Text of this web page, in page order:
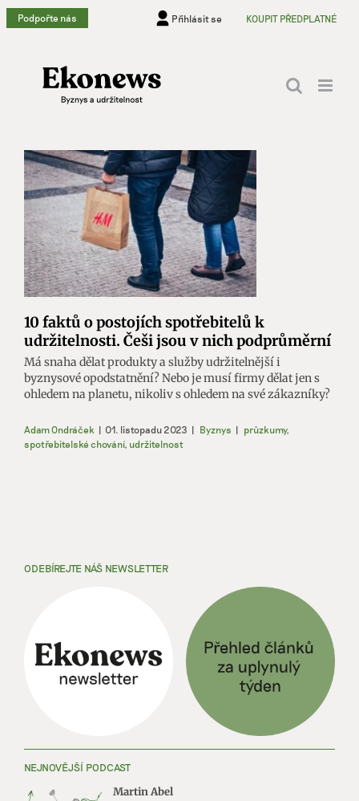
Přeskočit
na
Podpořte nás Přihlásit se KOUPIT PŘEDPLATNÉ
10 faktů o postojích spotřebitelů k
udržitelnosti. Češi jsou v nich podprůměrní
Má snaha dělat produkty a služby udržitelnější i
byznysové opodstatnění? Nebo je musí firmy dělat jen s
ohledem na planetu, nikoliv s ohledem na své zákazníky?
Adam Ondráček | 01. listopadu 2023 | Byznys | průzkumy,
spotřebitelské chování, udržitelnost
ODEBÍREJTE NÁŠ NEWSLETTER
NEJNOVĚJŠÍ PODCAST
Martin Abel